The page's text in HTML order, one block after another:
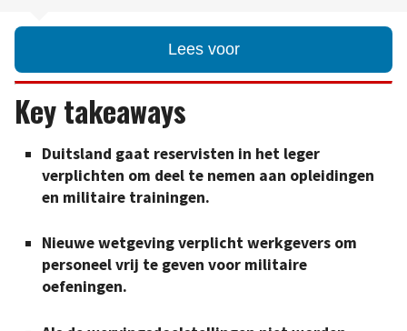
Lees voor
Key takeaways
Duitsland gaat reservisten in het leger
verplichten om deel te nemen aan opleidingen
en militaire trainingen.
Nieuwe wetgeving verplicht werkgevers om
personeel vrij te geven voor militaire
oefeningen.